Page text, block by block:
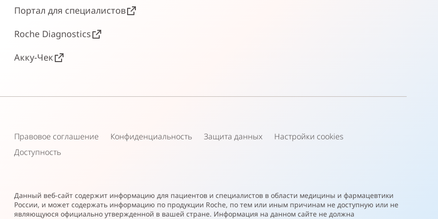
Портал для специалистов
Roche Diagnostics
Акку-Чек
Правовое соглашение Конфиденциальность Защита данных
Настройки cookies
Доступность
Данный веб-сайт содержит информацию для пациентов и специалистов в области медицины и фармацевтики
России, и может содержать информацию по продукции Roche, по тем или иным причинам не доступную или не
являющуюся официально утвержденной в вашей стране. Информация на данном сайте не должна